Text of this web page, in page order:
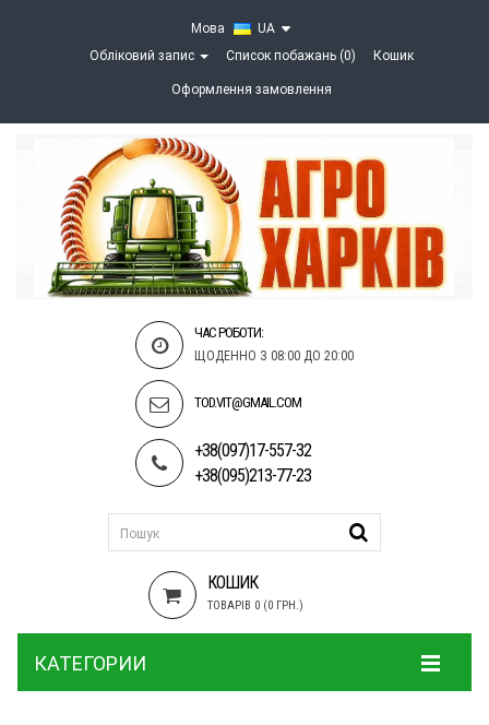
Мова
UA
Обліковий запис
Список побажань (0) Кошик
Оформлення замовлення
ЧАС РОБОТИ:
ЩОДЕННО З 08:00 ДО 20:00
TOD.VIT@GMAIL.COM
+38(097)17-557-32
+38(095)213-77-23
КОШИК
ТОВАРІВ 0 (0 ГРН.)
КАТЕГОРИИ